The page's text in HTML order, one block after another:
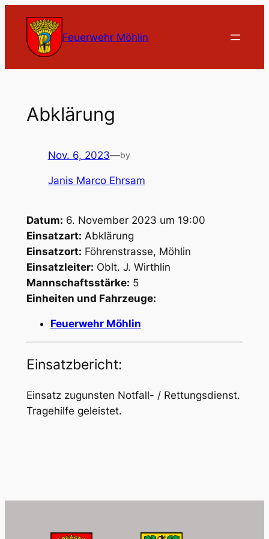
Inhalt
springen
Feuerwehr Möhlin
Abklärung
Nov. 6, 2023—by
Janis Marco Ehrsam
Datum: 6. November 2023 um 19:00
Einsatzart: Abklärung
Einsatzort: Föhrenstrasse, Möhlin
Einsatzleiter: Oblt. J. Wirthlin
Mannschaftsstärke: 5
Einheiten und Fahrzeuge:
Feuerwehr Möhlin
Einsatzbericht:
Einsatz zugunsten Notfall- / Rettungsdienst.
Tragehilfe geleistet.